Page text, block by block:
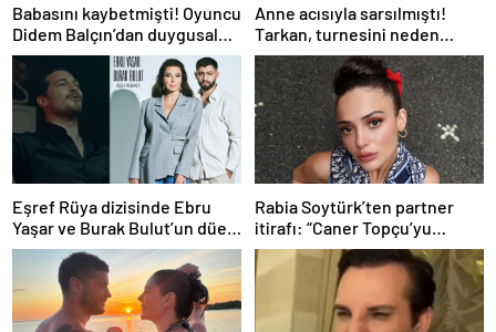
Babasını kaybetmişti! Oyuncu
Didem Balçın’dan duygusal
paylaşım
Anne acısıyla sarsılmıştı!
Tarkan, turnesini neden
bırakmak istemediğini
açıkladı
Eşref Rüya dizisinde Ebru
Yaşar ve Burak Bulut’un düet
parçası ‘Kehribar’ rüzgarı
Rabia Soytürk’ten partner
itirafı: “Caner Topçu’yu
sevmiyorum”